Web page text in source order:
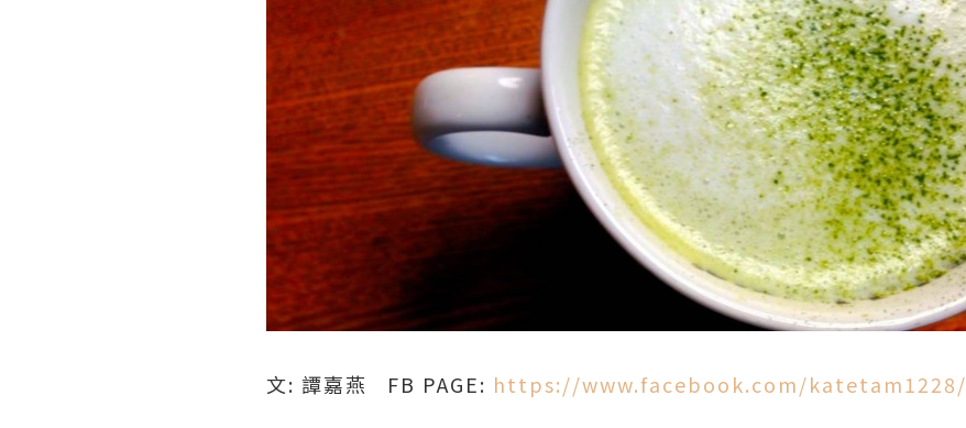
文: 譚嘉燕 FB PAGE: https://www.facebook.com/katetam1228/